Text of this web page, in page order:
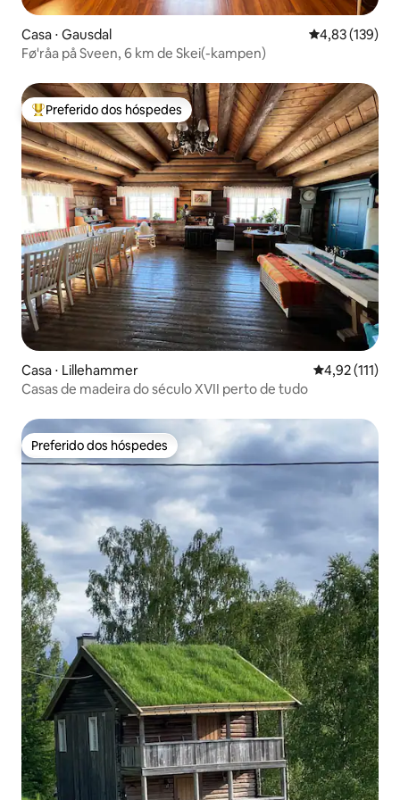
Casa ⋅ Gausdal 4,83 de uma
4,83 (139)
Fø'råa på Sveen, 6 km de Skei(-kampen)
Entre os melhores preferidos dos hóspedes
Preferido dos hóspedes
Casa ⋅ Lillehammer 4,92 de uma
4,92 (111)
Casas de madeira do século XVII perto de tudo
Preferido dos hóspedes
Preferido dos hóspedes